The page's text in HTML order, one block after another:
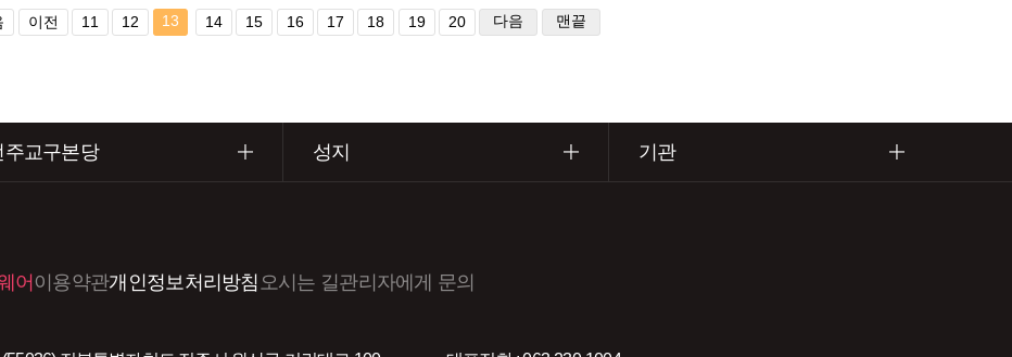
이전 11 12 13 14 15 16 17 18 19 20 다음 맨끝
주교구본당 성지 기관
어 이용약관개인정보처리방침오시는 길관리자에게 문의